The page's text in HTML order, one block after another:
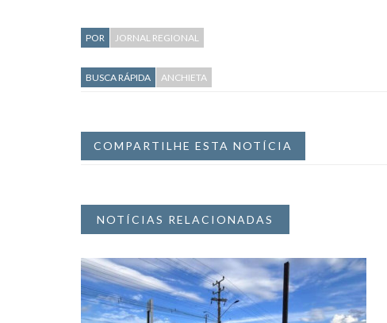
POR JORNAL REGIONAL
BUSCA RÁPIDA ANCHIETA
COMPARTILHE ESTA NOTÍCIA
NOTÍCIAS RELACIONADAS